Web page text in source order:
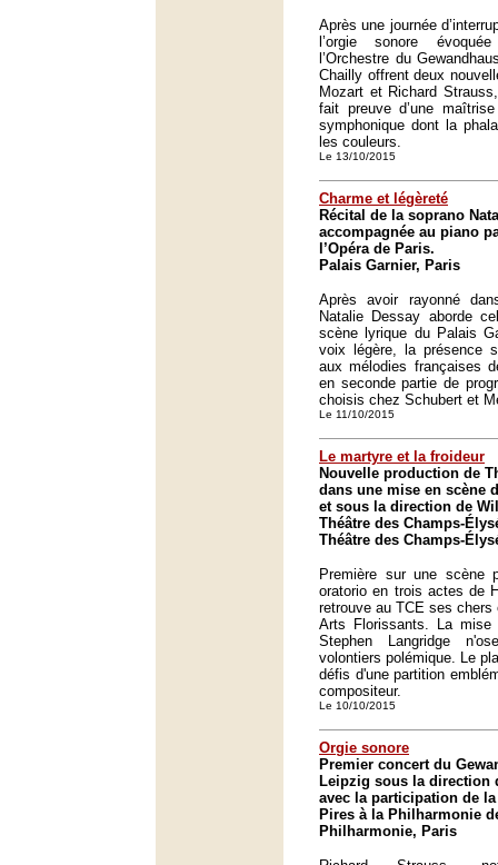
Après une journée
l’orgie sonore
l’Orchestre du
Chailly offrent deux
Mozart et Richard
fait preuve d’une
symphonique dont la
les couleurs.
Le 13/10/2015
Charme et légèreté
Récital de la soprano
accompagnée au piano
l’Opéra de Paris.
Palais Garnier, Paris
Après avoir rayonné
Natalie Dessay aborde
scène lyrique du Palais
voix légère, la présence
aux mélodies françaises
en seconde partie de
choisis chez Schubert et
Le 11/10/2015
Le martyre et la froideur
Nouvelle production de
dans une mise en scène
et sous la direction de
Théâtre des Champs-
Théâtre des Champs-
Première sur une scène
oratorio en trois actes de
retrouve au TCE ses
Arts Florissants. La
Stephen Langridge
volontiers polémique. Le
défis d'une partition
compositeur.
Le 10/10/2015
Orgie sonore
Premier concert du
Leipzig sous la direction
avec la participation de
Pires à la Philharmonie
Philharmonie, Paris